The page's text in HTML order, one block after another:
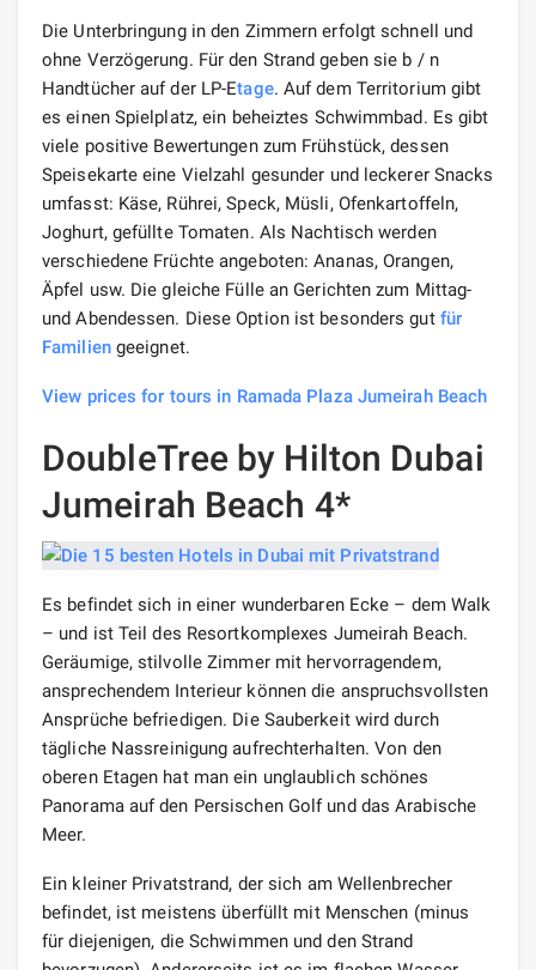
Die Unterbringung in den Zimmern erfolgt schnell und
ohne Verzögerung. Für den Strand geben sie b / n
Handtücher auf der LP-Etage. Auf dem Territorium gibt
es einen Spielplatz, ein beheiztes Schwimmbad. Es gibt
viele positive Bewertungen zum Frühstück, dessen
Speisekarte eine Vielzahl gesunder und leckerer Snacks
umfasst: Käse, Rührei, Speck, Müsli, Ofenkartoffeln,
Joghurt, gefüllte Tomaten. Als Nachtisch werden
verschiedene Früchte angeboten: Ananas, Orangen,
Äpfel usw. Die gleiche Fülle an Gerichten zum Mittag-
und Abendessen. Diese Option ist besonders gut für
Familiengeeignet.
View prices for tours in Ramada Plaza Jumeirah Beach
DoubleTree by Hilton Dubai
Jumeirah Beach 4*
Es befindet sich in einer wunderbaren Ecke – dem Walk
– und ist Teil des Resortkomplexes Jumeirah Beach.
Geräumige, stilvolle Zimmer mit hervorragendem,
ansprechendem Interieur können die anspruchsvollsten
Ansprüche befriedigen. Die Sauberkeit wird durch
tägliche Nassreinigung aufrechterhalten. Von den
oberen Etagen hat man ein unglaublich schönes
Panorama auf den Persischen Golf und das Arabische
Meer.
Ein kleiner Privatstrand, der sich am Wellenbrecher
befindet, ist meistens überfüllt mit Menschen (minus
für diejenigen, die Schwimmen und den Strand